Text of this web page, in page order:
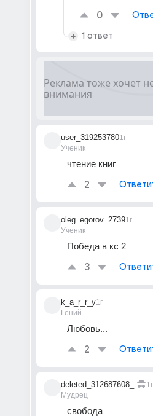
0
1 ответ
user_319253780
Ученик
1г
чтение книг
2
oleg_egorov_2739
Ученик
1г
Победа в кс 2
3
k_a_r_r_y
Гений
1г
Любовь...
2
deleted_312687608_
Мудрец
1г
свобода